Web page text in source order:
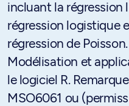
incluant la régression
régression logistique
régression de Poisson.
Modélisation et
le logiciel R.
MSO6061 ou